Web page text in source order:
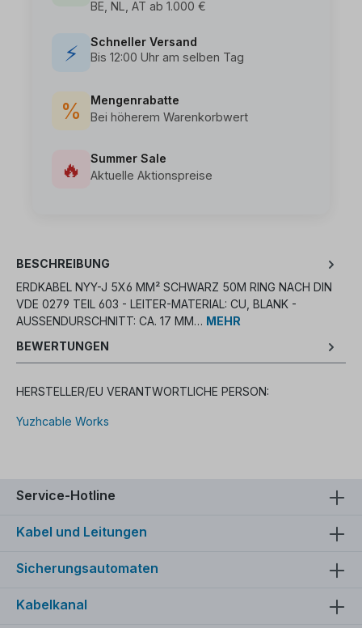
BE, NL, AT ab 1.000 €
⚡
Schneller Versand
Bis 12:00 Uhr am selben Tag
%
Mengenrabatte
Bei höherem Warenkorbwert
🔥
Summer Sale
Aktuelle Aktionspreise
BESCHREIBUNG
ERDKABEL NYY-J 5X6 MM² SCHWARZ 50M RING NACH DIN
VDE 0279 TEIL 603 - LEITER-MATERIAL: CU, BLANK -
AUSSENDURSCHNITT: CA. 17 MM… MEHR
BEWERTUNGEN
HERSTELLER/EU VERANTWORTLICHE PERSON:
Yuzhcable Works
Service-Hotline
Kabel und Leitungen
Sicherungsautomaten
Kabelkanal